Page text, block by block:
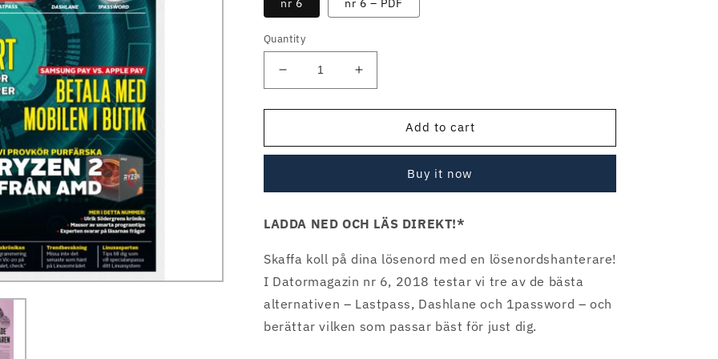
nr 6 nr 6 – PDF
Quantity
Decrease
quantity
for
nr
Increase
quantity
for
Datormagazin
nr
Add to cart
Buy it now
LADDA NED OCH LÄS DIREKT!*
Skaffa koll på dina lösenord med en lösenordshanterare!
I Datormagazin nr 6, 2018 testar vi tre av de bästa
alternativen – Lastpass, Dashlane och 1password – och
berättar vilken som passar bäst för just dig.